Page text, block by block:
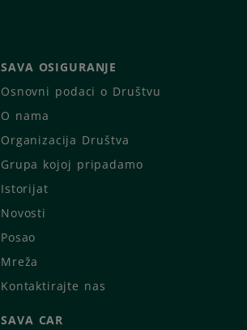
SAVA OSIGURANJE
Osnovni podaci o Društvu
O nama
Organizacija Društva
Grupa kojoj pripadamo
Istorijat
Novosti
Posao
Mreža
Kontaktirajte nas
SAVA CAR